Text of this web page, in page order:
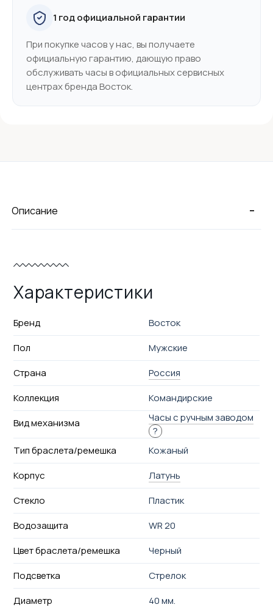
1 год официальной гарантии
При покупке часов у нас, вы получаете
официальную гарантию, дающую право
обслуживать часы в официальных сервисных
центрах бренда Восток.
-
Описание
Характеристики
Бренд
Восток
Пол
Мужские
Страна
Россия
Коллекция
Командирские
Вид механизма
Часы с ручным заводом
?
Тип браслета/ремешка
Кожаный
Корпус
Латунь
Стекло
Пластик
Водозащита
WR 20
Цвет браслета/ремешка
Черный
Подсветка
Стрелок
Диаметр
40 мм.